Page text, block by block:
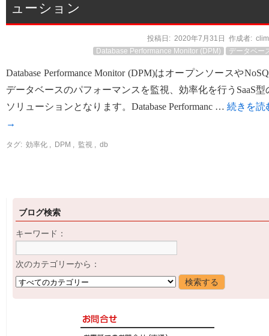
ューション
投稿日: 2020年7月31日 作成者:
Database Performance Monitor (DPM)
データベー
Database Performance Monitor (DPM)はオープンソースや
データベースのパフォーマンスを監視、効率化を行うSaaS型
ソリューションとなります。Database Performanc … 続きを読
→
タグ: 効率化 , DPM , 監視 , db
ブログ検索
キーワード：
次のカテゴリーから：